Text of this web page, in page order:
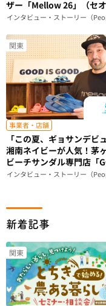
ザー「Mellow 26」（セ
ル）（神奈川県）
インタビュー・ストーリー（
Story）
関東
事業者・店舗
「この夏、ギョサンデビ
湘南ネイビーが人気！茅
ビーチサンダル専門店「
IS GOOD」が届ける、ビ
インタビュー・ストーリー（
Story）
新着記事
関東